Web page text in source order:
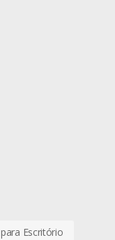
Escritório